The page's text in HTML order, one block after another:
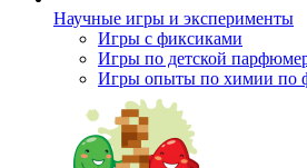
Научные игры и эксперименты
Игры с фиксиками
Игры по детской
Игры опыты по химии по